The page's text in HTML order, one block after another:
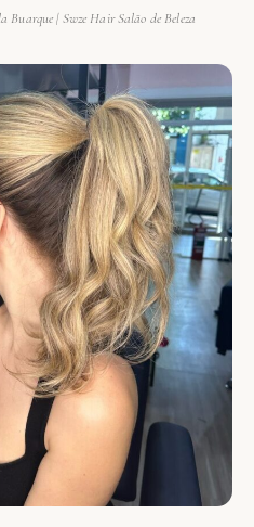
Buarque | Swze Hair Salão de Beleza